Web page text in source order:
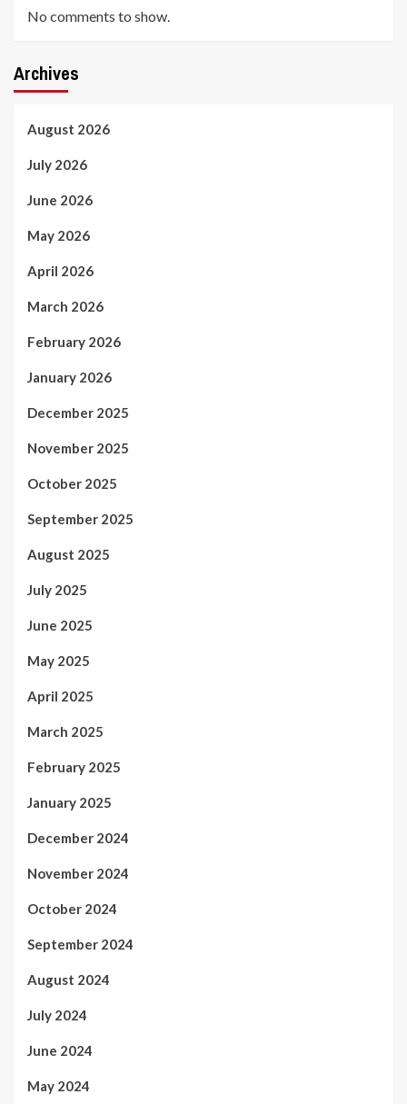
No comments to show.
Archives
August 2026
July 2026
June 2026
May 2026
April 2026
March 2026
February 2026
January 2026
December 2025
November 2025
October 2025
September 2025
August 2025
July 2025
June 2025
May 2025
April 2025
March 2025
February 2025
January 2025
December 2024
November 2024
October 2024
September 2024
August 2024
July 2024
June 2024
May 2024